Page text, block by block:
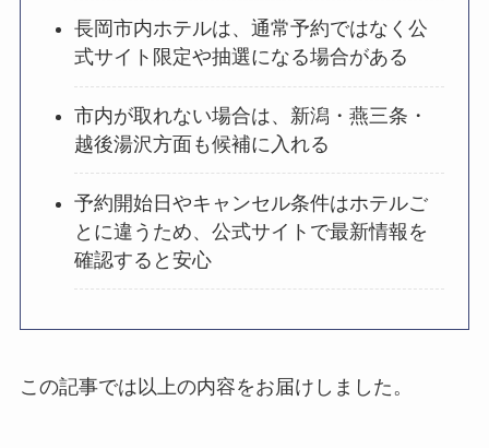
長岡市内ホテルは、通常予約ではなく公
式サイト限定や抽選になる場合がある
市内が取れない場合は、新潟・燕三条・
越後湯沢方面も候補に入れる
予約開始日やキャンセル条件はホテルご
とに違うため、公式サイトで最新情報を
確認すると安心
この記事では以上の内容をお届けしました。